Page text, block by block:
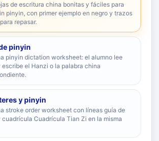
de escritura china bonitas y fáciles para
pinyin, con primer ejemplo en negro y trazos
repasar.
pinyin
pinyin dictation worksheet: el alumno lee
escribe el Hanzi o la palabra china
y pinyin
stroke order worksheet con líneas guía de
cuadrícula Cuadrícula Tian Zi en la misma